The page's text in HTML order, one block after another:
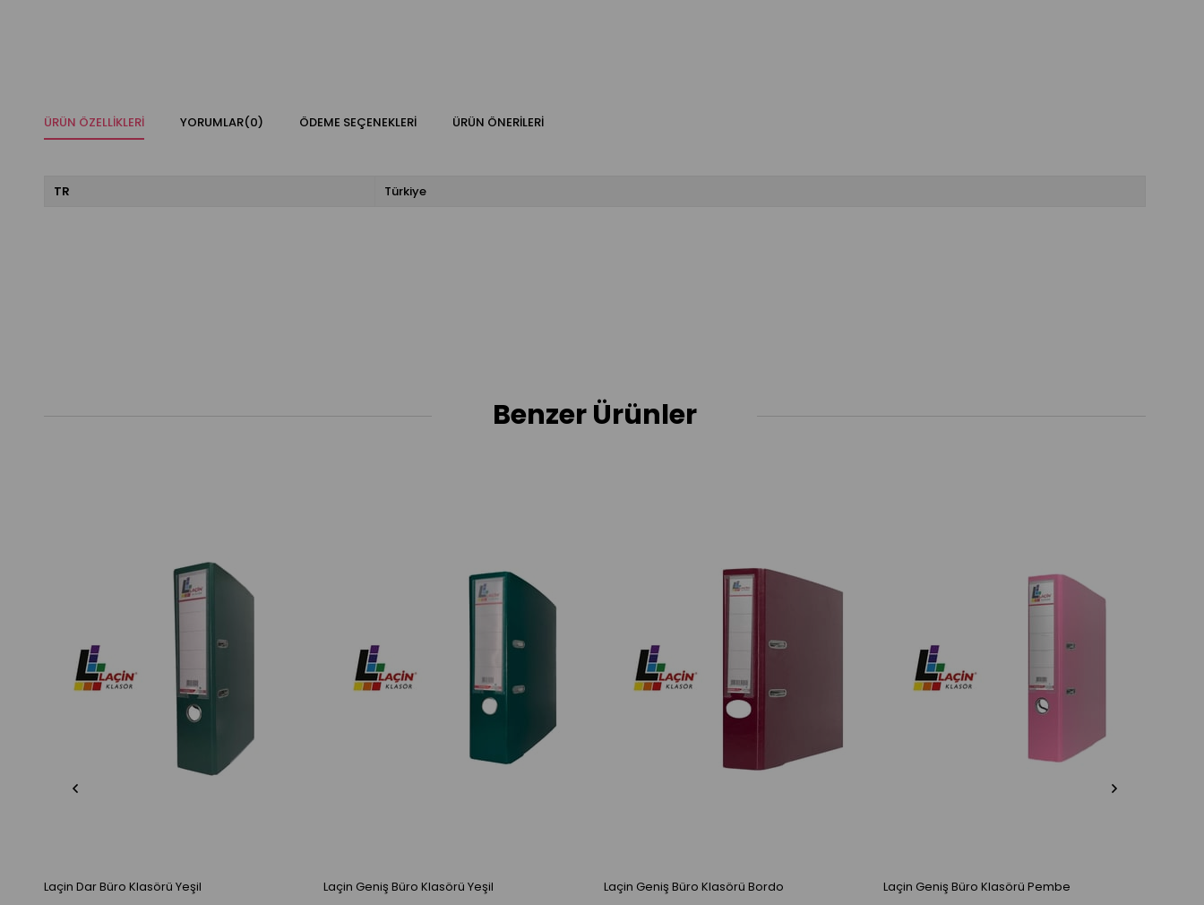
ÜRÜN ÖZELLIKLERI YORUMLAR(0) ÖDEME SEÇENEKLERI ÜRÜN ÖNERILERI
TR Türkiye
Benzer Ürünler
Laçin Dar Büro Klasörü Yeşil Laçin Geniş Büro Klasörü Yeşil Laçin Geniş Büro Klasörü Bordo Laçin Geniş Büro Klasörü Pembe